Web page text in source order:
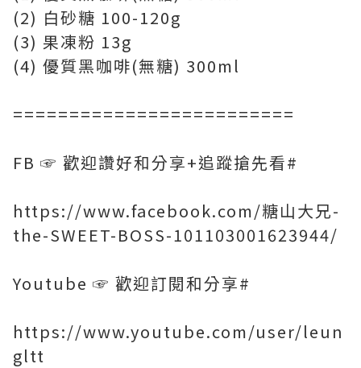
(2) 白砂糖 100-120g
(3) 果凍粉 13g
(4) 優質黑咖啡(無糖) 300ml
=========================
FB ☞ 歡迎讚好和分享+追蹤搶先看#
https://www.facebook.com/糖山大兄-
the-SWEET-BOSS-101103001623944/
Youtube ☞ 歡迎訂閱和分享#
https://www.youtube.com/user/leun
gltt